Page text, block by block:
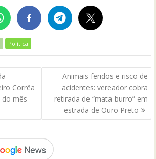
Política
Corrêa
do mês
Animais feridos e risco de
acidentes: vereador cobra
retirada de “mata-burro” em
estrada de Ouro Preto